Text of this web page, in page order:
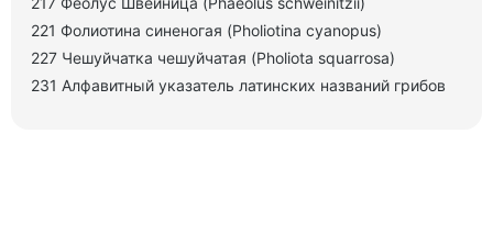
221 Фолиотина синеногая (Pholiotina cyanopus)
227 Чешуйчатка чешуйчатая (Pholiota squarrosa)
231 Алфавитный указатель латинских названий грибов